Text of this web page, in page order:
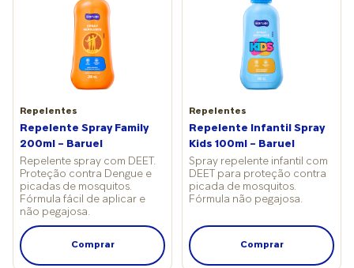
Repelentes
Repelente Spray Family
200ml – Baruel
Repelente spray com DEET.
Proteção contra Dengue e
picadas de mosquitos.
Fórmula fácil de aplicar e
não pegajosa.
Comprar
Repelentes
Repelente Infantil Spray
Kids 100ml – Baruel
Spray repelente infantil com
DEET para proteção contra
picada de mosquitos.
Fórmula não pegajosa.
Comprar